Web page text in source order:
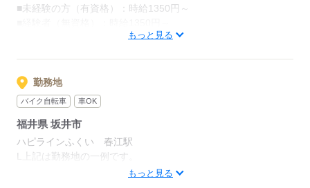
■未経験の方（有資格）：時給1350円～
■経験者（有資格）：時給1400円～
※22時～翌5時の就労は深夜時給適用
※お給料は最短で週払いOK！（規定有）
※残業代は別途全額支給
【月給例】
月給237600円（月22日勤務・実働1日8h）
※未経験の方（無資格）：時給1350円で算出した場合となりま
もっと見る
勤務地
バイク自転車 車OK
福井県 坂井市
ハピラインふくい 春江駅
L上記は勤務地の一例です。
【他勤務先例】入居施設、デイサービス、ショートステイ、ク
もっと見る